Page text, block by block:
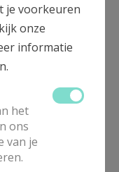
die doorgaan
een lijst met
je voorkeuren
onze
informatie
het
ons
van je